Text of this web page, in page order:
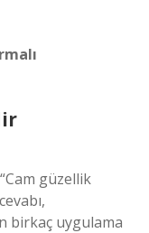
güzellik
birkaç uygulama